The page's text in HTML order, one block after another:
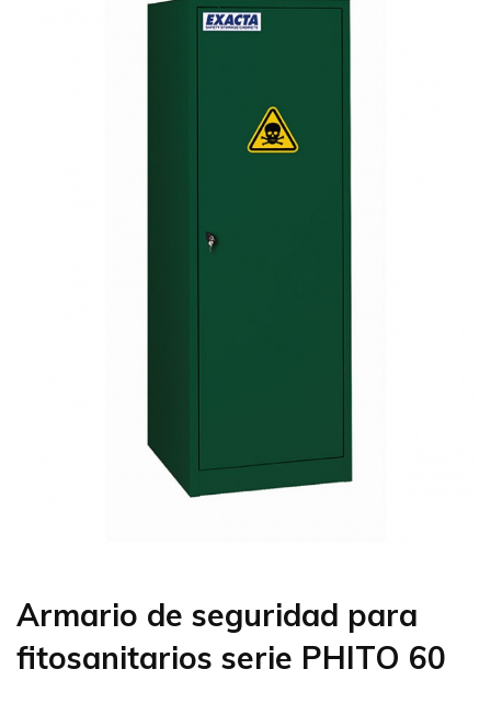
Armario de seguridad para
fitosanitarios serie PHITO 60